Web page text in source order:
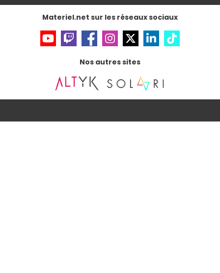
Accessibilité : non conforme
Materiel.net sur les réseaux sociaux
Nos autres sites